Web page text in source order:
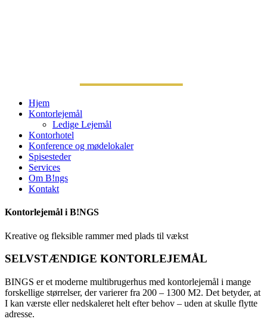
Hjem
Kontorlejemål
Ledige Lejemål
Kontorhotel
Konference og mødelokaler
Spisesteder
Services
Om B!ngs
Kontakt
Kontorlejemål i B!NGS
Kreative og fleksible rammer med plads til vækst
SELVSTÆNDIGE KONTORLEJEMÅL
BINGS er et moderne multibrugerhus med kontorlejemål i mange
forskellige størrelser, der varierer fra 200 – 1300 M2. Det betyder, at
I kan værste eller nedskaleret helt efter behov – uden at skulle flytte
adresse.